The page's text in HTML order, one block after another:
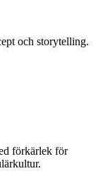
och storytelling.
förkärlek för